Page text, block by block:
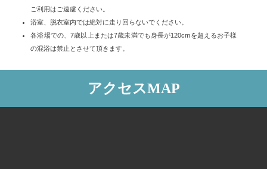
ご利用はご遠慮ください。
浴室、脱衣室内では絶対に走り回らないでください。
各浴場での、7歳以上または7歳未満でも身長が120cmを超えるお子様
の混浴は禁止とさせて頂きます。
アクセスMAP